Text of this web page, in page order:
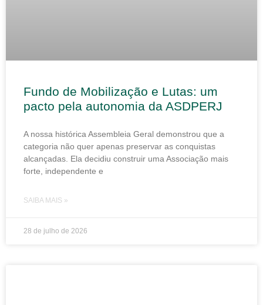
Fundo de Mobilização e Lutas: um
pacto pela autonomia da ASDPERJ
A nossa histórica Assembleia Geral demonstrou que a
categoria não quer apenas preservar as conquistas
alcançadas. Ela decidiu construir uma Associação mais
forte, independente e
SAIBA MAIS »
28 de julho de 2026